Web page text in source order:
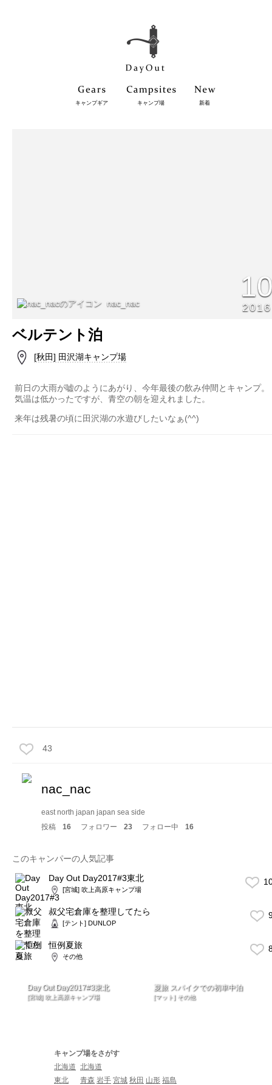
キャンプギア キャンプ場 新着
nac_nac 2016
ベルテント泊
[秋田] 田沢湖キャンプ場
前日の大雨が嘘のようにあがり、今年最後の飲み仲間とキャンプ。
気温は低かったですが、青空の朝を迎えれました。
来年は残暑の頃に田沢湖の水遊びしたいなぁ(^^)
43
nac_nac
east north japan japan sea side
投稿
16 フォロワー 23 フォロー中 16
このキャンパーの人気記事
Day Out Day2017#3東北
[宮城] 吹上高原キャンプ場
叔父宅倉庫を整理してたら
[テント] DUNLOP
恒例夏旅
その他
Day Out Day2017#3東北
[宮城] 吹上高原キャンプ場
夏旅 スパイクでの初車中泊
[マット] その他
キャンプ場をさがす
北海道 北海道
東北
青森 岩手 宮城 秋田 山形 福島